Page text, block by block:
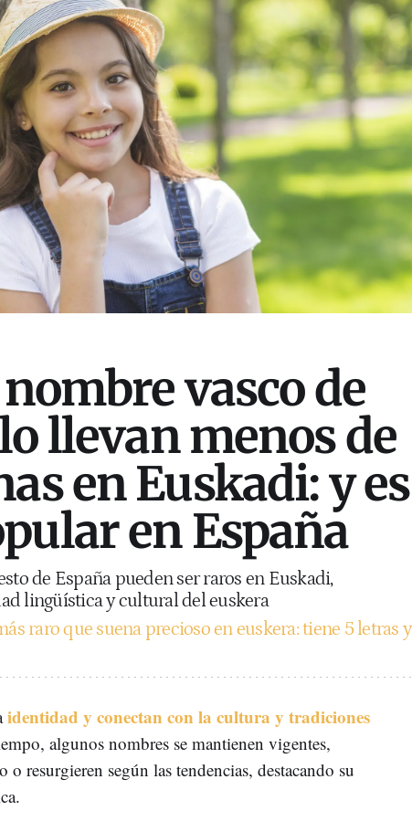
nombre vasco de
llevan menos de
en Euskadi: y es
en España
de España pueden ser raros en Euskadi,
lingüística y cultural del euskera
raro que suena precioso en euskera: tiene 5 letras y
identidad y conectan con la cultura y tradiciones
algunos nombres se mantienen vigentes,
o resurgieren según las tendencias, destacando su